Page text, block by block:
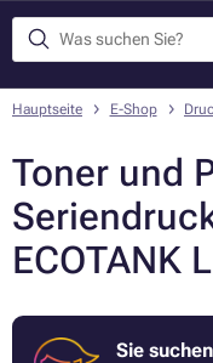
Hauptseite E-Shop
Toner und
ECOTANK L
Sie